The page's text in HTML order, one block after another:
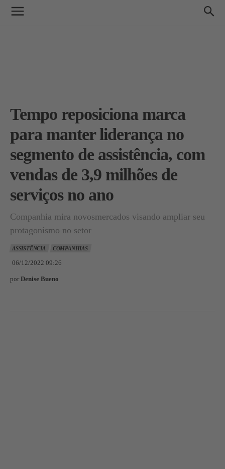
Tempo reposiciona marca
para manter liderança no
segmento de assistência, com
vendas de 3,9 milhões de
serviços no ano
Companhia mira novosmercados visando ampliar seu
protagonismo no setor
ASSISTÊNCIA COMPANHIAS
06/12/2022 09:26
por Denise Bueno